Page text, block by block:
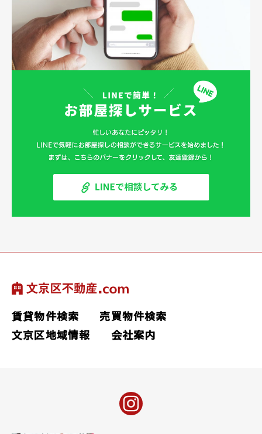
賃貸物件検索
売買物件検索
文京区地域情報
会社案内